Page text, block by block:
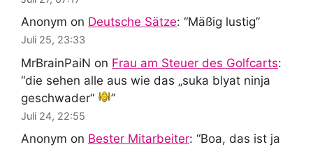
Anonym on Deutsche Sätze: “Mäßig lustig”
Juli 25, 23:33
MrBrainPaiN on Frau am Steuer des Golfcarts:
“die sehen alle aus wie das „suka blyat ninja
geschwader“
”
Juli 24, 22:55
Anonym on Bester Mitarbeiter: “Boa, das ist ja